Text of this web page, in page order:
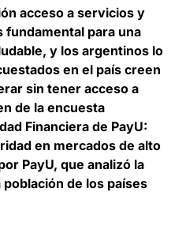
acceso a servicios y
para una
, y los argentinos lo
en el país creen
sin tener acceso a
de la encuesta
Financiera de PayU:
en mercados de alto
PayU, que analizó la
de los países